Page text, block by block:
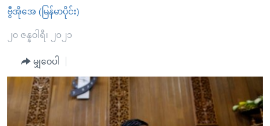
ပင်မ
အကြောင်းအရာ
သို့
ကျော်
ကြည့်
အစ္စရေး-ပါလက်စတိုင်း
အင်္ဂလိပ်စာလေ့လာမယ်
အမေရိကန်သုံးအီဒီယံ
မကြေးမုံရဲ့ အင်္ဂလိပ်စာ
ရုပ်ရှင်ထဲက အင်္ဂလိပ်စာ
အပတ်စဉ်ကဏ္ဍများ
ရေဒီယို
တီဗွီ
ရေဒီယိုနှင့်ရုပ်သံ အချက်အလက်များ
ရေဒီယို/တီဗွီအစီအစဉ်
ဗွီအိုအေ (မြန်မာပိုင်း)
၂၀ ဇန္နဝါရီ၊ ၂၀၂၁
မျှဝေပါ